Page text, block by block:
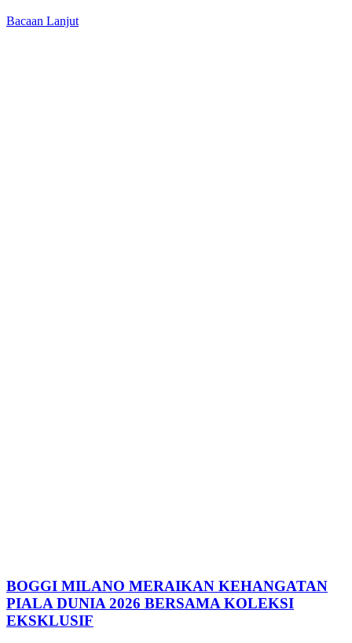
Bacaan Lanjut
BOGGI MILANO MERAIKAN KEHANGATAN
PIALA DUNIA 2026 BERSAMA KOLEKSI
EKSKLUSIF